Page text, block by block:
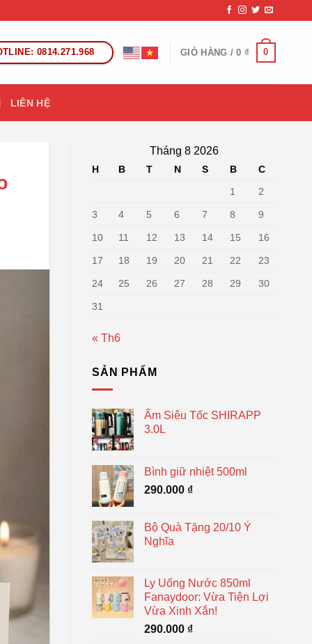
0814.271.968 GIỎ HÀNG /0 ₫ 0
LIÊN HỆ
Tháng 8 2026
H B T N S B
C
1
2
3 4 5 6 7 8 9
10 11 12 13 14 15 16
17 18 19 20 21 22 23
24 25 26 27 28 29 30
31
« Th6
SẢN PHẨM
Ấm Siêu Tốc SHIRAPP
3.0L
Bình giữ nhiệt 500ml
290.000 ₫
Bộ Quà Tặng 20/10 Ý
Nghĩa
Ly Uống Nước 850ml
Fanaydoor: Vừa Tiện Lợi
Vừa Xinh Xắn!
290.000 ₫